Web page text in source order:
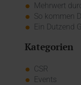
Mehrwert
So kommen
Ein Dutzend
Kategorien
CSR
Events